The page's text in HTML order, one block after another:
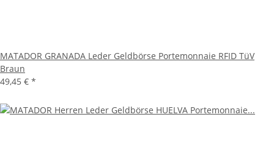
MATADOR GRANADA Leder Geldbörse Portemonnaie RFID TüV
Braun
49,45 € *